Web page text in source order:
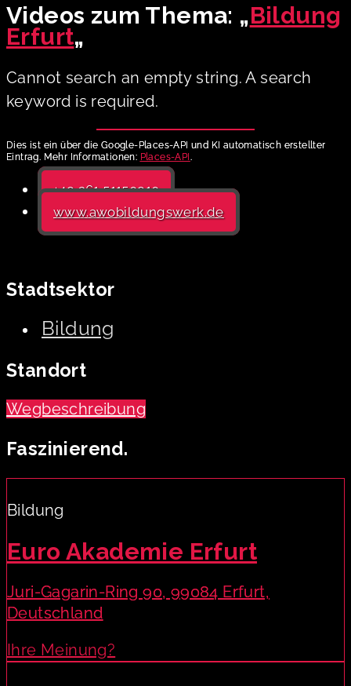
Videos zum Thema: „Bildung
Erfurt„
Cannot search an empty string. A search
keyword is required.
Dies ist ein über die Google-Places-API und KI automatisch erstellter
Eintrag. Mehr Informationen: Places-API .
+49 361 51150910
www.awobildungswerk.de
Stadtsektor
Bildung
Standort
Wegbeschreibung
Faszinierend.
Bildung
Euro Akademie Erfurt
Juri-Gagarin-Ring 90, 99084 Erfurt,
Deutschland
Ihre Meinung?